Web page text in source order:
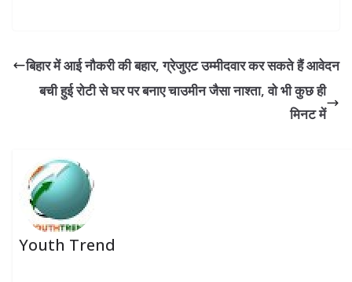
बिहार में आई नौकरी की बहार, ग्रेजुएट उम्मीदवार कर सकते हैं आवेदन
बची हुई रोटी से घर पर बनाए चाउमीन जैसा नाश्ता, वो भी कुछ ही
मिनट में
Youth Trend